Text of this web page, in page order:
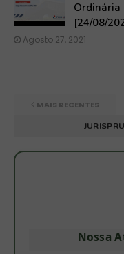
Ordinária
[24/08/
Agosto 27, 2021
MAIS RECENTES
Nossa